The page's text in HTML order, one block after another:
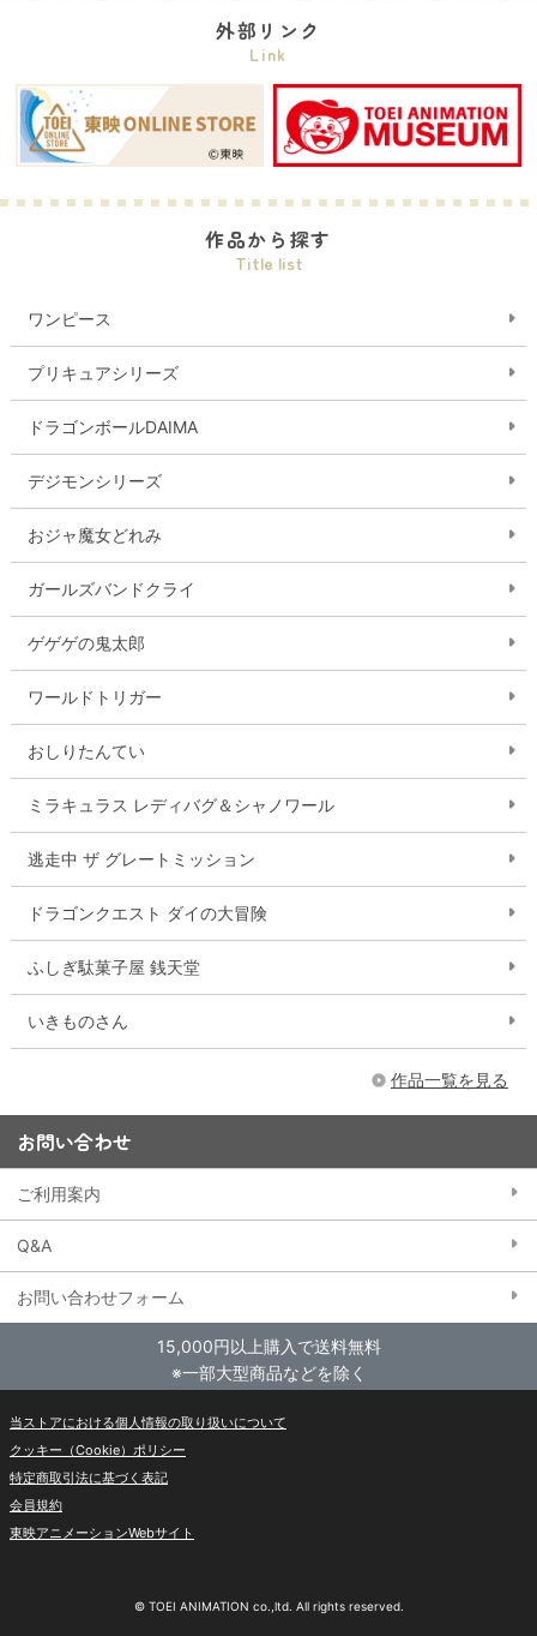
外部リンク
Link
作品から探す
Title list
ワンピース
プリキュアシリーズ
ドラゴンボールDAIMA
デジモンシリーズ
おジャ魔女どれみ
ガールズバンドクライ
ゲゲゲの鬼太郎
ワールドトリガー
おしりたんてい
ミラキュラス レディバグ＆シャノワール
逃走中 ザ グレートミッション
ドラゴンクエスト ダイの大冒険
ふしぎ駄菓子屋 銭天堂
いきものさん
作品一覧を見る
お問い合わせ
ご利用案内
Q&A
お問い合わせフォーム
15,000円以上購入で送料無料
※一部大型商品などを除く
当ストアにおける個人情報の取り扱いについて
クッキー（Cookie）ポリシー
特定商取引法に基づく表記
会員規約
東映アニメーションWebサイト
© TOEI ANIMATION co.,ltd. All rights reserved.